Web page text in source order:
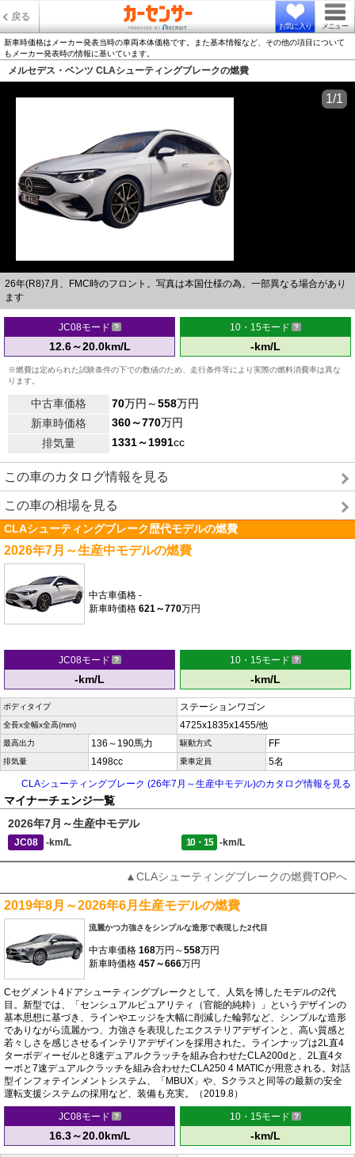
戻る
お気に入り メニュー
新車時価格はメーカー発表当時の車両本体価格です。また基本情報など、その他の項目について
もメーカー発表時の情報に基いています。
メルセデス・ベンツ CLAシューティングブレークの燃費
26年(R8)7月、FMC時のフロント。写真は本国仕様の為、一部異なる場合があり
ます
1/1
JC08モード
12.6～20.0km/L
10・15モード
-km/L
※燃費は定められた試験条件の下での数値のため、走行条件等により実際の燃料消費率は異な
ります。
中古車価格 70万円～558万円
新車時価格
360～770万円
排気量
1331～1991cc
この車のカタログ情報を見る
この車の相場を見る
CLAシューティングブレーク歴代モデルの燃費
2026年7月～生産中モデルの燃費
中古車価格 -
新車時価格 621～770万円
JC08モード
-km/L
10・15モード
-km/L
ボディタイプ ステーションワゴン
全長x全幅x全高(mm) 4725x1835x1455/他
最高出力 136～190馬力 駆動方式 FF
排気量 1498cc 乗車定員
5名
CLAシューティングブレーク (26年7月～生産中モデル)のカタログ情報を見る
マイナーチェンジ一覧
2026年7月～生産中モデル
JC08 -km/L 10・15 -km/L
▲CLAシューティングブレークの燃費TOPへ
2019年8月～2026年6月生産モデルの燃費
流麗かつ力強さをシンプルな造形で表現した2代目
中古車価格 168万円～558万円
新車時価格 457～666万円
Cセグメント4ドアシューティングブレークとして、人気を博したモデルの2代
目。新型では、「センシュアルピュアリティ（官能的純粋）」というデザインの
基本思想に基づき、ラインやエッジを大幅に削減した輪郭など、シンプルな造形
でありながら流麗かつ、力強さを表現したエクステリアデザインと、高い質感と
若々しさを感じさせるインテリアデザインを採用された。ラインナップは2L直4
ターボディーゼルと8速デュアルクラッチを組み合わせたCLA200dと、2L直4タ
ーボと7速デュアルクラッチを組み合わせたCLA250 4 MATICが用意される。対話
型インフォテインメントシステム、「MBUX」や、Sクラスと同等の最新の安全
運転支援システムの採用など、装備も充実。（2019.8）
JC08モード
16.3～20.0km/L
10・15モード
-km/L